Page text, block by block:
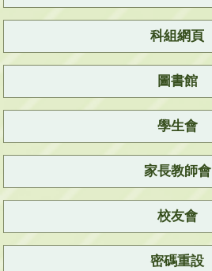
科組網頁
圖書館
學生會
家長教師會
校友會
密碼重設